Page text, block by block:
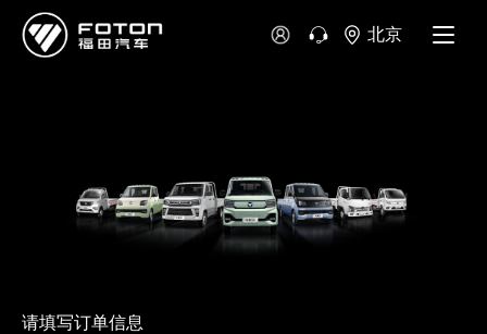
北京
澳大利亚
请填写订单信息